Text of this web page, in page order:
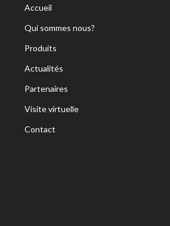
Accueil
Qui sommes nous?
Produits
Actualités
Partenaires
Visite virtuelle
Contact